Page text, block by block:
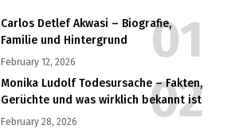
Carlos Detlef Akwasi – Biografie,
Familie und Hintergrund
February 12, 2026
Monika Ludolf Todesursache – Fakten,
Gerüchte und was wirklich bekannt ist
February 28, 2026